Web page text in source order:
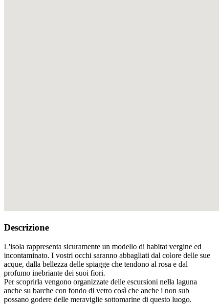
Descrizione
L'isola rappresenta sicuramente un modello di habitat vergine ed
incontaminato. I vostri occhi saranno abbagliati dal colore delle sue
acque, dalla bellezza delle spiagge che tendono al rosa e dal
profumo inebriante dei suoi fiori.
Per scoprirla vengono organizzate delle escursioni nella laguna
anche su barche con fondo di vetro così che anche i non sub
possano godere delle meraviglie sottomarine di questo luogo.